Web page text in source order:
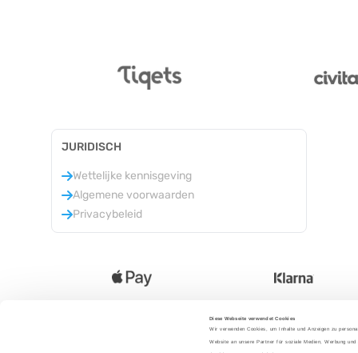
Diese Webseite verwendet Cookies
Wir verwenden Cookies, um Inhalte und Anzeigen zu
Website an unsere Partner für soziale Medien, Werbung
JURIDISCH
Wettelijke kennisgeving
Algemene voorwaarden
Privacybeleid